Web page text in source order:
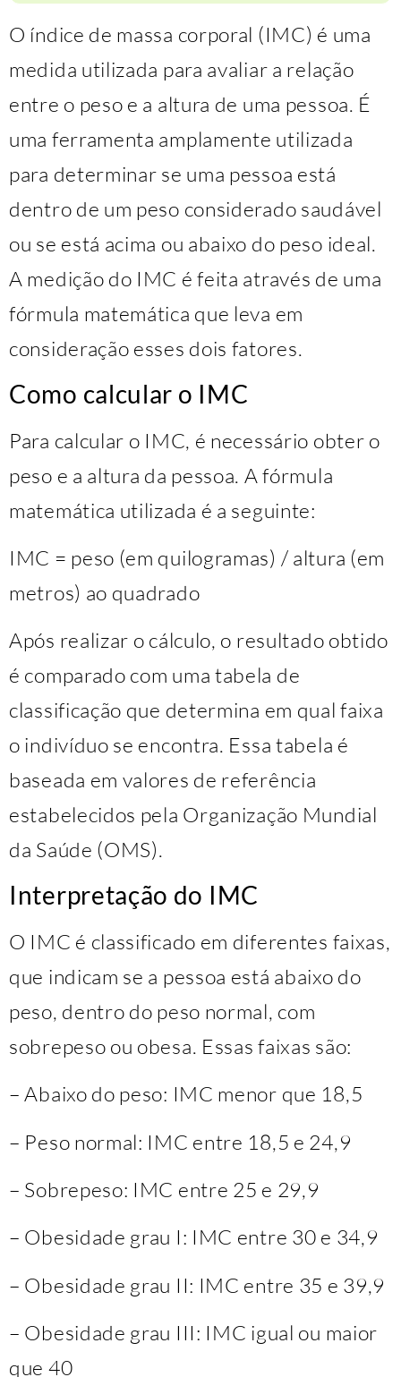
O índice de massa corporal (IMC) é uma
medida utilizada para avaliar a relação
entre o peso e a altura de uma pessoa. É
uma ferramenta amplamente utilizada
para determinar se uma pessoa está
dentro de um peso considerado saudável
ou se está acima ou abaixo do peso ideal.
A medição do IMC é feita através de uma
fórmula matemática que leva em
consideração esses dois fatores.
Como calcular o IMC
Para calcular o IMC, é necessário obter o
peso e a altura da pessoa. A fórmula
matemática utilizada é a seguinte:
IMC = peso (em quilogramas) / altura (em
metros) ao quadrado
Após realizar o cálculo, o resultado obtido
é comparado com uma tabela de
classificação que determina em qual faixa
o indivíduo se encontra. Essa tabela é
baseada em valores de referência
estabelecidos pela Organização Mundial
da Saúde (OMS).
Interpretação do IMC
O IMC é classificado em diferentes faixas,
que indicam se a pessoa está abaixo do
peso, dentro do peso normal, com
sobrepeso ou obesa. Essas faixas são:
– Abaixo do peso: IMC menor que 18,5
– Peso normal: IMC entre 18,5 e 24,9
– Sobrepeso: IMC entre 25 e 29,9
– Obesidade grau I: IMC entre 30 e 34,9
– Obesidade grau II: IMC entre 35 e 39,9
– Obesidade grau III: IMC igual ou maior
que 40